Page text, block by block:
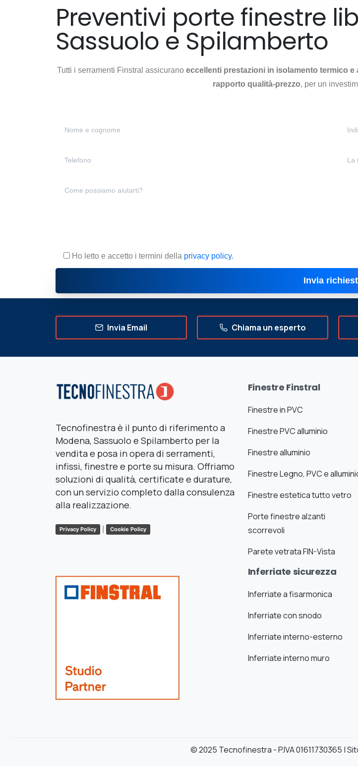
Preventivi porte finestre
Sassuolo e Spilamberto
Tutti i serramenti Finstral assicurano eccellenti prestazioni in isolamento termico e
rapporto qualità-prezzo, per un
Ho letto e accetto i termini della privacy policy.
Invia Email Chiama un esperto
Tecnofinestra è il punto di riferimento a
Modena, Sassuolo e Spilamberto per la
vendita e posa in opera di serramenti,
infissi, finestre e porte su misura. Offriamo
soluzioni di qualità, certificate e durature,
con un servizio completo dalla consulenza
alla realizzazione.
Privacy Policy Cookie Policy
Finestre Finstral
Finestre in PVC
Finestre PVC alluminio
Finestre alluminio
Finestre Legno, PVC e
Finestre estetica tutto vetro
Porte finestre alzanti
scorrevoli
Parete vetrata FIN-Vista
Inferriate sicurezza
Inferriate a fisarmonica
Inferriate con snodo
Inferriate interno-esterno
Inferriate interno muro
© 2025 Tecnofinestra - P.IVA 01611730365 |